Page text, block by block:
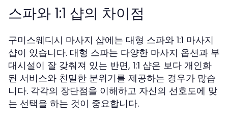
스파와 1:1 샵의 차이점
구미스웨디시 마사지 샵에는 대형 스파와 1:1 마사지
샵이 있습니다. 대형 스파는 다양한 마사지 옵션과 부
대시설이 잘 갖춰져 있는 반면, 1:1 샵은 보다 개인화
된 서비스와 친밀한 분위기를 제공하는 경우가 많습
니다. 각각의 장단점을 이해하고 자신의 선호도에 맞
는 선택을 하는 것이 중요합니다.